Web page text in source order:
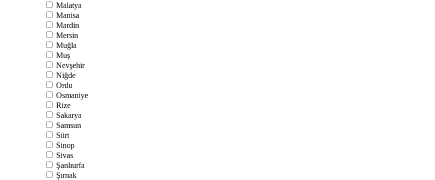
Malatya
Manisa
Mardin
Mersin
Muğla
Muş
Nevşehir
Niğde
Ordu
Osmaniye
Rize
Sakarya
Samsun
Siirt
Sinop
Sivas
Şanlıurfa
Şırnak